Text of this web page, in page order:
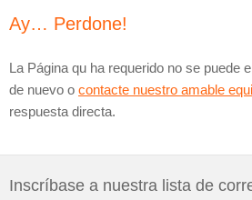
Ay… Perdone!
La Página qu ha requerido no se puede
de nuevo o contacte nuestro amable
respuesta directa.
Inscríbase a nuestra lista de